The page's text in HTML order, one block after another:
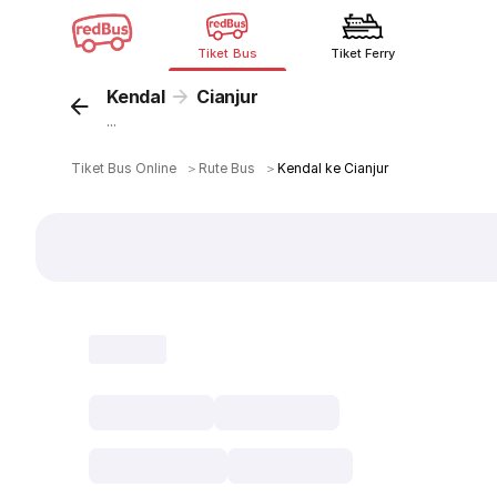
Tiket Bus Tiket Ferry
Kendal Cianjur
...
Tiket Bus Online ＞ Rute Bus ＞Kendal ke Cianjur